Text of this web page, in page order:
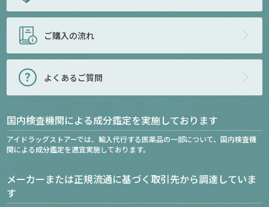
ご購入の流れ
よくあるご質問
国内検査機関による成分鑑定を実施しております
アイドラッグストアーでは、輸入代行する医薬品の一部について、国内検査機
関による成分鑑定を適宜実施しております。
メーカーまたは正規流通に基づく取引先から調達していま
す